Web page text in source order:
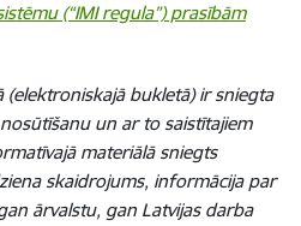
(“IMI regula”) prasībām
(elektroniskajā bukletā) ir sniegta
un ar to saistītajiem
materiālā sniegts
skaidrojums, informācija par
ārvalstu, gan Latvijas darba